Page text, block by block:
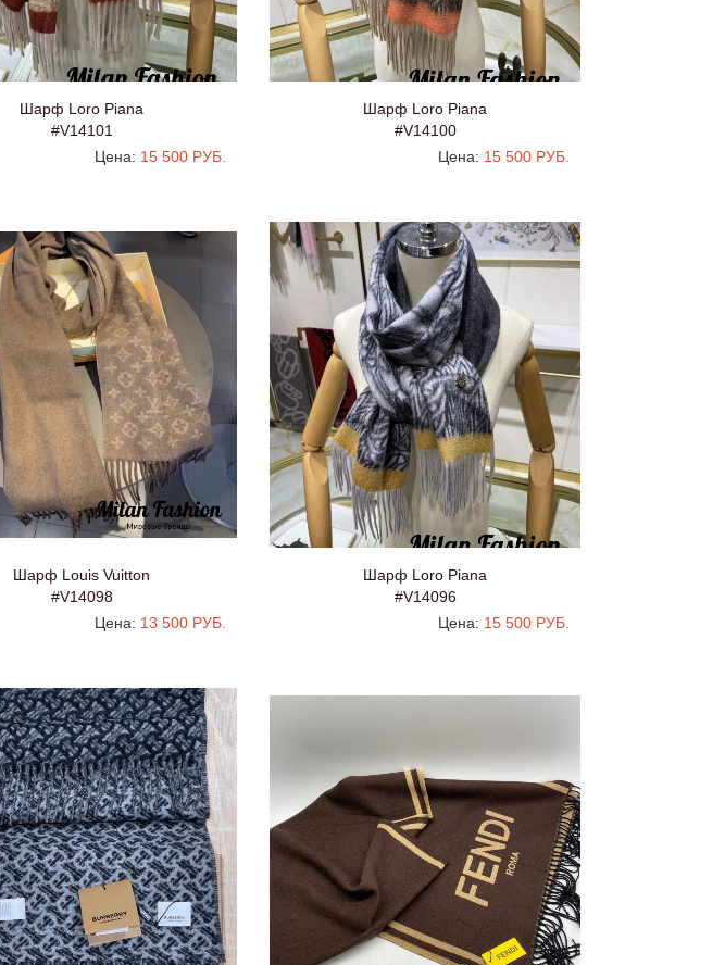
Шарф Loro Piana
#V14101
Цена: 15 500 РУБ.
Шарф Loro Piana
#V14100
Цена: 15 500 РУБ.
Шарф Louis Vuitton
#V14098
Цена: 13 500 РУБ.
Шарф Loro Piana
#V14096
Цена: 15 500 РУБ.